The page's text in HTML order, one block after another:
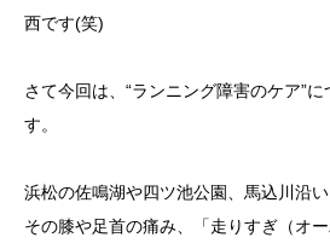
西です(笑)
さて今回は、“ランニング障害のケア”
す。
浜松の佐鳴湖や四ツ池公園、馬込川沿
その膝や足首の痛み、「走りすぎ（オ